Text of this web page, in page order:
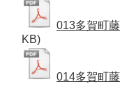
013多賀町
KB)
014多賀町